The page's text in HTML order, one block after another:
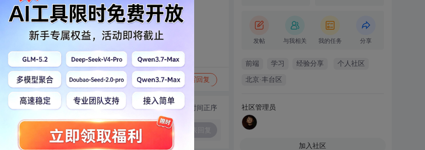
转发到动态 举报 写回复
切换为时间正序
发帖 与我相关 我的任务 分享
前端 学习 经验分享 个人社区
北京·丰台区
社区管理员
加入社区